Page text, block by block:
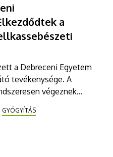
a
a Debreceni Egyetem
tevékenysége. A
végeznek
új dimenziókat nyit a
GYÓGYÍTÁS